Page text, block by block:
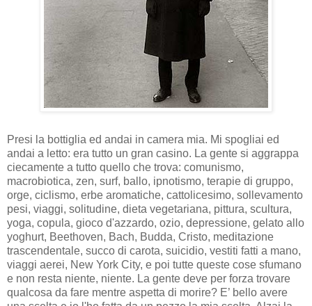
Presi la bottiglia ed andai in camera mia. Mi spogliai ed
andai a letto: era tutto un gran casino. La gente si aggrappa
ciecamente a tutto quello che trova: comunismo,
macrobiotica, zen, surf, ballo, ipnotismo, terapie di gruppo,
orge, ciclismo, erbe aromatiche, cattolicesimo, sollevamento
pesi, viaggi, solitudine, dieta vegetariana, pittura, scultura,
yoga, copula, gioco d'azzardo, ozio, depressione, gelato allo
yoghurt, Beethoven, Bach, Budda, Cristo, meditazione
trascendentale, succo di carota, suicidio, vestiti fatti a mano,
viaggi aerei, New York City, e poi tutte queste cose sfumano
e non resta niente, niente. La gente deve per forza trovare
qualcosa da fare mentre aspetta di morire? E’ bello avere